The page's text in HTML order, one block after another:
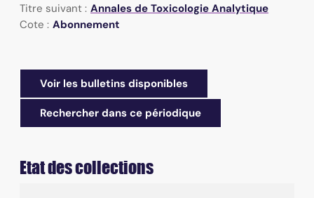
Titre suivant : Annales de Toxicologie Analytique
Cote : Abonnement
Voir les bulletins disponibles
Rechercher dans ce périodique
Etat des collections